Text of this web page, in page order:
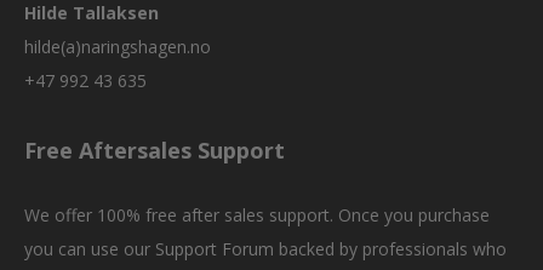
Hilde Tallaksen
hilde(a)naringshagen.no
+47 992 43 635
Free Aftersales Support
We offer 100% free after sales support. Once you purchase
you can use our Support Forum backed by professionals who